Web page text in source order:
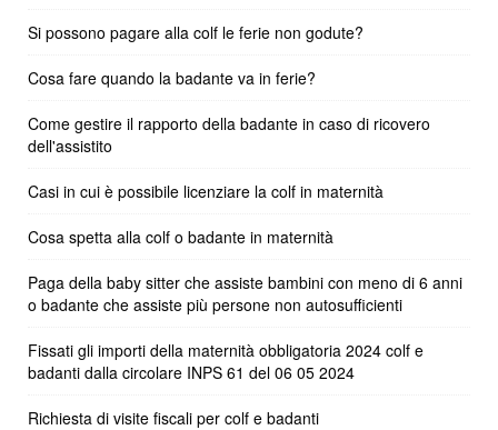
Si possono pagare alla colf le ferie non godute?
Cosa fare quando la badante va in ferie?
Come gestire il rapporto della badante in caso di ricovero
dell'assistito
Casi in cui è possibile licenziare la colf in maternità
Cosa spetta alla colf o badante in maternità
Paga della baby sitter che assiste bambini con meno di 6 anni
o badante che assiste più persone non autosufficienti
Fissati gli importi della maternità obbligatoria 2024 colf e
badanti dalla circolare INPS 61 del 06 05 2024
Richiesta di visite fiscali per colf e badanti